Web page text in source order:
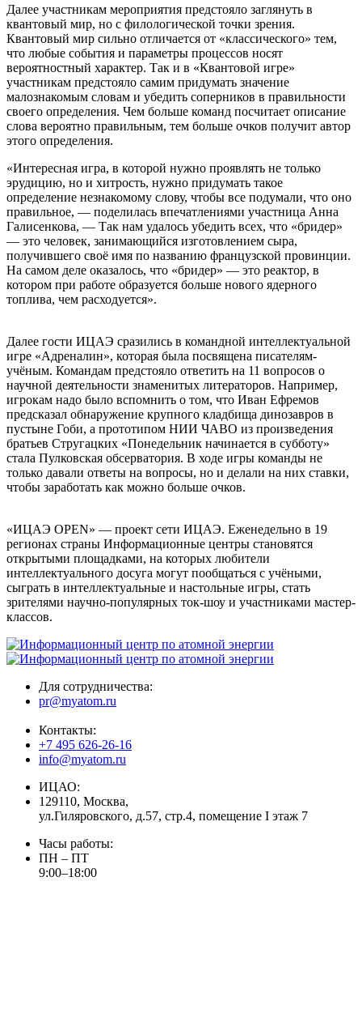
Далее участникам мероприятия предстояло заглянуть в
квантовый мир, но с филологической точки зрения.
Квантовый мир сильно отличается от «классического» тем,
что любые события и параметры процессов носят
вероятностный характер. Так и в «Квантовой игре»
участникам предстояло самим придумать значение
малознакомым словам и убедить соперников в правильности
своего определения. Чем больше команд посчитает описание
слова вероятно правильным, тем больше очков получит автор
этого определения.
«Интересная игра, в которой нужно проявлять не только
эрудицию, но и хитрость, нужно придумать такое
определение незнакомому слову, чтобы все подумали, что оно
правильное, — поделилась впечатлениями участница Анна
Галисенкова, — Так нам удалось убедить всех, что «бридер»
— это человек, занимающийся изготовлением сыра,
получившего своё имя по названию французской провинции.
На самом деле оказалось, что «бридер» — это реактор, в
котором при работе образуется больше нового ядерного
топлива, чем расходуется».
Далее гости ИЦАЭ сразились в командной интеллектуальной
игре «Адреналин», которая была посвящена писателям-
учёным. Командам предстояло ответить на 11 вопросов о
научной деятельности знаменитых литераторов. Например,
игрокам надо было вспомнить о том, что Иван Ефремов
предсказал обнаружение крупного кладбища динозавров в
пустыне Гоби, а прототипом НИИ ЧАВО из произведения
братьев Стругацких «Понедельник начинается в субботу»
стала Пулковская обсерватория. В ходе игры команды не
только давали ответы на вопросы, но и делали на них ставки,
чтобы заработать как можно больше очков.
«ИЦАЭ OPEN» — проект сети ИЦАЭ. Еженедельно в 19
регионах страны Информационные центры становятся
открытыми площадками, на которых любители
интеллектуального досуга могут пообщаться с учёными,
сыграть в интеллектуальные и настольные игры, стать
зрителями научно-популярных ток-шоу и участниками мастер-
классов.
Для сотрудничества:
pr@myatom.ru
Контакты:
+7 495 626-26-16
info@myatom.ru
ИЦАО:
129110, Москва,
ул.Гиляровского, д.57, стр.4, помещение I этаж 7
Часы работы:
ПН – ПТ
9:00–18:00